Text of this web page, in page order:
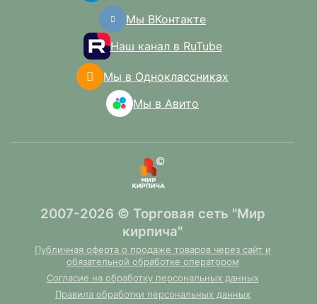
Мы ВКонтакте
Наш канал в RuTube
Мы в Одноклассниках
Мы в Авито
2007-2026 © Торговая сеть "Мир
кирпича"
Публичная оферта о продаже товаров через сайт и
обязательной обработке оператором
Согласие на обработку персональных данных
Правила обработки персональных данных